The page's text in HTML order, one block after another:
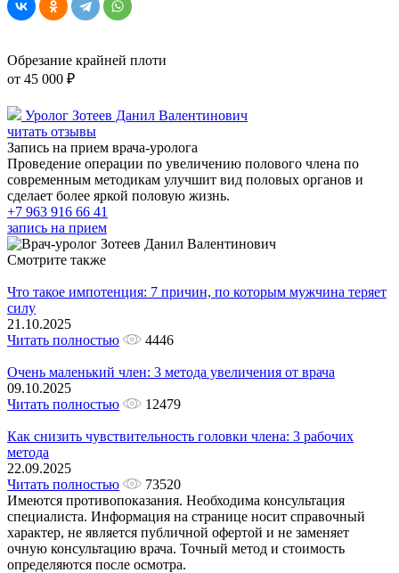
Обрезание крайней плоти
от 45 000 ₽
Уролог Зотеев Данил Валентинович
читать отзывы
Запись на прием врача-уролога
Проведение операции по увеличению полового члена по
современным методикам улучшит вид половых органов и
сделает более яркой половую жизнь.
+7 963 916 66 41
запись на прием
Смотрите также
Что такое импотенция: 7 причин, по которым мужчина теряет
силу
21.10.2025
Читать полностью
4446
Очень маленький член: 3 метода увеличения от врача
09.10.2025
Читать полностью
12479
Как снизить чувствительность головки члена: 3 рабочих
метода
22.09.2025
Читать полностью
73520
Имеются противопоказания. Необходима консультация
специалиста. Информация на странице носит справочный
характер, не является публичной офертой и не заменяет
очную консультацию врача. Точный метод и стоимость
определяются после осмотра.